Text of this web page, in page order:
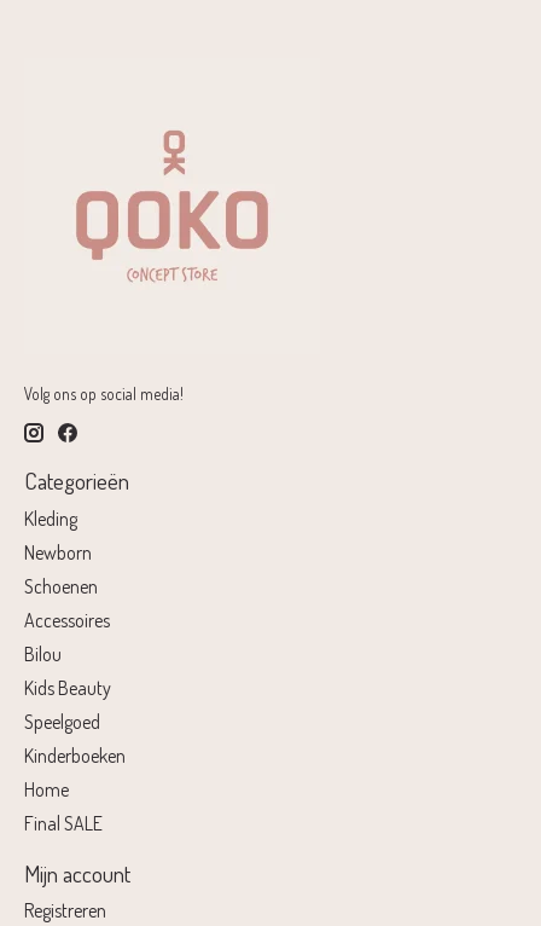
Volg ons op social media!
Categorieën
Kleding
Newborn
Schoenen
Accessoires
Bilou
Kids Beauty
Speelgoed
Kinderboeken
Home
Final SALE
Mijn account
Registreren